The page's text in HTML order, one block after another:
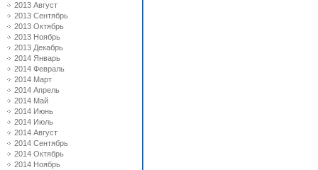
2013 Август
2013 Сентябрь
2013 Октябрь
2013 Ноябрь
2013 Декабрь
2014 Январь
2014 Февраль
2014 Март
2014 Апрель
2014 Май
2014 Июнь
2014 Июль
2014 Август
2014 Сентябрь
2014 Октябрь
2014 Ноябрь